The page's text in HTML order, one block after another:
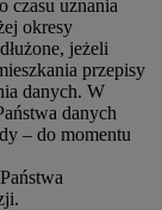
czasu uznania
okresy
jeżeli
przepisy
danych. W
danych
– do momentu